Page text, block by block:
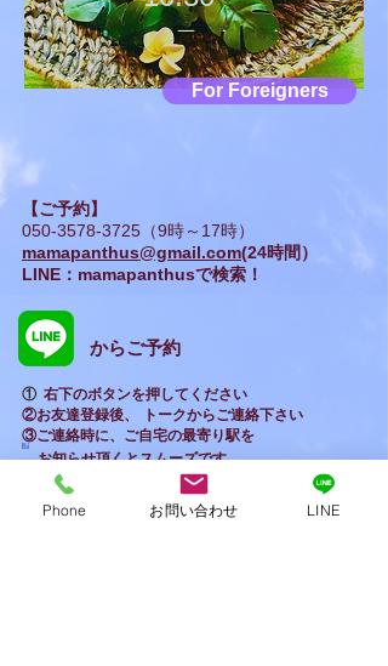
nu.norm（ヌノーム）世
田谷通り沿い店
For Foreigners
【ご予約】
050-3578-3725 （9時～17時）
mamapanthus@gmail.com(24時間）
LINE：mamapanthusで検索！
からご予約
​① 右下のボタンを押してください
②お友達登録後、
トークからご連絡下さい
③ご連絡時に、ご自宅の最寄り駅を
(世田谷区○○、○○駅付近など）
お知らせ頂くとスムーズです​
Phone お問い合わせ LINE